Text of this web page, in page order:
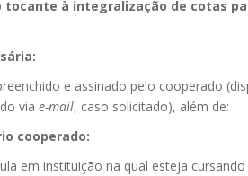
tocante à integralização de cotas
e assinado pelo cooperado
via e-mail, caso solicitado), além de:
cooperado:
em instituição na qual esteja